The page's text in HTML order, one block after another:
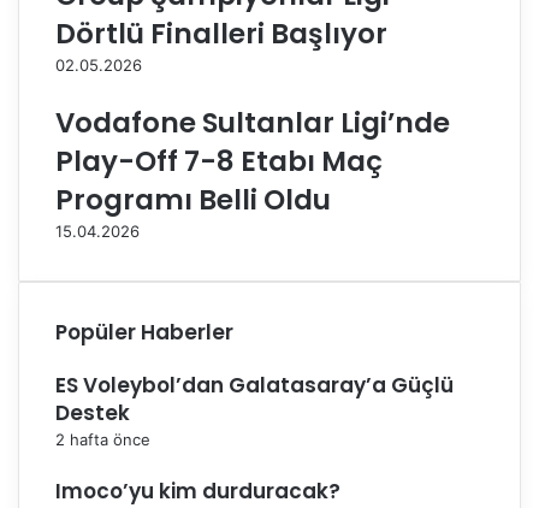
a
n
ş
a
y
e
n
e
b
i
a
C
r
u
p
’
Dörtlü Finalleri Başlıyor
02.05.2026
Vodafone Sultanlar Ligi’nde
Play-Off 7-8 Etabı Maç
Programı Belli Oldu
15.04.2026
Popüler Haberler
ES Voleybol’dan Galatasaray’a Güçlü
Destek
2 hafta önce
Imoco’yu kim durduracak?